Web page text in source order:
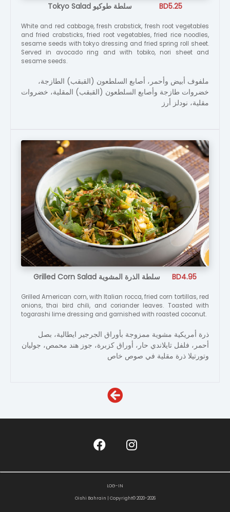
Tokyo Salad سلطة طوكيو BD5.25
White and red cabbage, fresh crabstick, fresh root vegetables
and fried crabsticks, fried root vegetables, fried rice noodles,
sesame seeds with tokyo dressing and fried spring roll sheet.
Served in avocado ring and with tobiko, nori sheet and
sesame seeds.
ملفوف أبيض وأحمر، أصابع السلطعون (القبقب) الطازجة،
خضروات طازجة وأصابع السلطعون (القبقب) المقلية، خضروات
مقلية، نودلز أرز
Grilled Corn Salad سلطة الذرة المشوية BD4.95
Grilled American corn, with Italian rocca, fried corn tortillas, red
onions, thai bird chili, and coriander leaves. Toasted with
togarashi lime dressing and garnished with roasted coconut.
ذرة أمريكية مشوية ممزوجة بأوراق الجرجير ايطالية، بصل
أحمر، فلفل تايلاندي حار، أوراق كزبرة، جوز هند محمص، جوليان
وتورتيلا ذرة مقلية في صوص خاص
LOG-IN
Oishi Bahrain | Copyright©2020-2026